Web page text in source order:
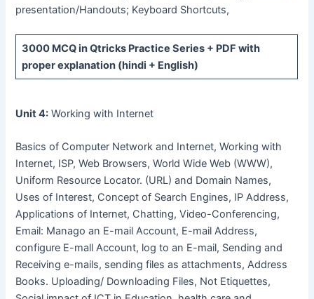
presentation/Handouts; Keyboard Shortcuts,
3000 MCQin Qtricks Practice Series + PDF with
proper explanation (hindi + English)
Unit 4: Working with Internet
Basics of Computer Network and Internet, Working with
Internet, ISP, Web Browsers, World Wide Web (WWW),
Uniform Resource Locator. (URL) and Domain Names,
Uses of Interest, Concept of Search Engines, IP Address,
Applications of Internet, Chatting, Video-Conferencing,
Email: Manago an E-mail Account, E-mail Address,
configure E-mall Account, log to an E-mail, Sending and
Receiving e-mails, sending files as attachments, Address
Books. Uploading/ Downloading Files, Not Etiquettes,